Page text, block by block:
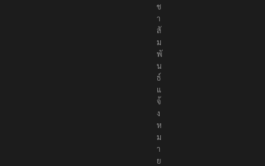
ช
า
สั
ม
พั
น
ธ์
แ
จ้
ง
ห
ม
า
ย